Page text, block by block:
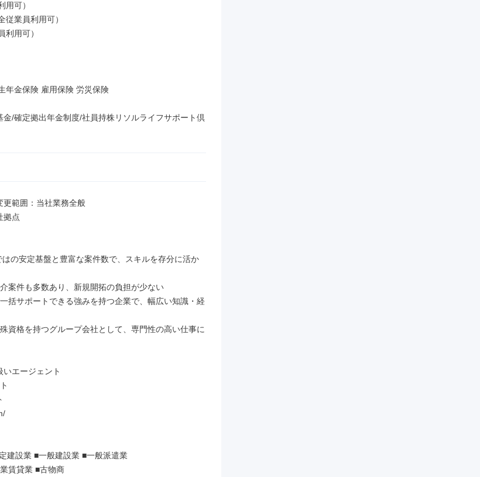
用可）
従業員利用可）
利用可）
年金保険 雇用保険 労災保険
金/確定拠出年金制度/社員持株リソルライフサポート倶
更範囲：当社業務全般
拠点
の安定基盤と豊富な案件数で、スキルを存分に活か
案件も多数あり、新規開拓の負担が少ない
括サポートできる強みを持つ企業で、幅広い知識・経
資格を持つグループ会社として、専門性の高い仕事に
エージェント
建設業 ■一般建設業 ■一般派遣業
賃貸業 ■古物商